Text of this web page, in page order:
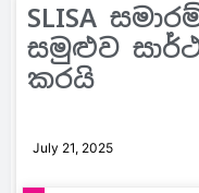
SLISA
සමුළුව
කරයි
July 21, 2025